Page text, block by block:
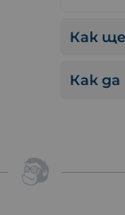
Как ще
Как да